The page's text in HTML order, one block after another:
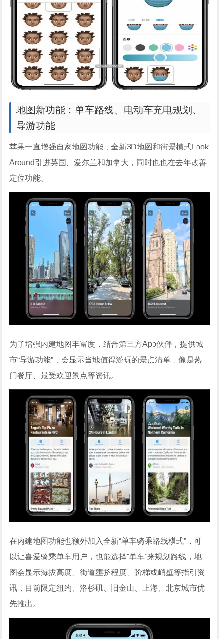
地图新功能：单车路线、电动车充电规划、
导游功能
苹果一直增强自家地图功能，全新3D地图和街景模式Look
Around引进英国、爱尔兰和加拿大，同时也也在去年改善
定位功能。
为了增强内建地图丰富度，结合第三方App伙伴，提供城
市“导游功能”，会显示当地值得游玩的景点清单，像是热
门餐厅、最受欢迎景点等资讯。
在内建地图功能也额外加入全新“单车骑乘路线模式”，可
以让喜爱骑乘单车用户，也能选择“单车”来规划路线，地
图会显示海拔高度、街道壅挤程度、阶梯或峭壁等指引资
讯，目前限定纽约、洛杉矶、旧金山、上海、北京城市优
先推出。